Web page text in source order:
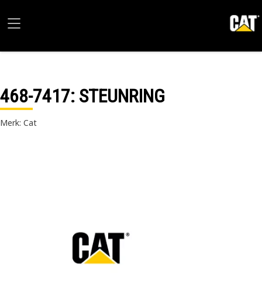
468-7417: STEUNRING
Merk: Cat